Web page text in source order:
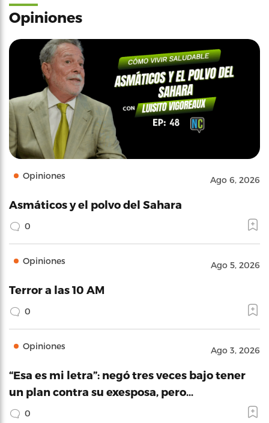
Opiniones
Opiniones Ago 6, 2026
Asmáticos y el polvo del Sahara
0
Opiniones Ago 5, 2026
Terror a las 10 AM
0
Opiniones Ago 3, 2026
“Esa es mi letra”: negó tres veces bajo tener
un plan contra su exesposa, pero…
0